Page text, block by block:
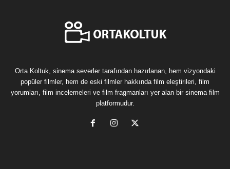
Orta Koltuk, sinema severler tarafından hazırlanan, hem vizyondaki
popüler filmler, hem de eski filmler hakkında film eleştirileri, film
yorumları, film incelemeleri ve film fragmanları yer alan bir sinema film
platformudur.